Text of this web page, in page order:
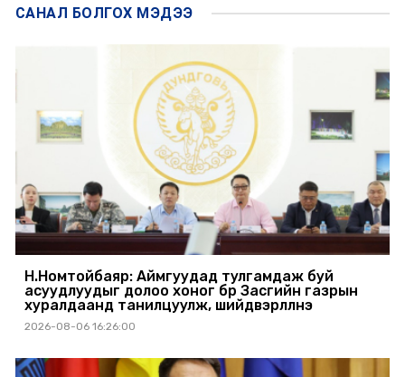
САНАЛ БОЛГОХ МЭДЭЭ
Н.Номтойбаяр: Аймгуудад тулгамдаж буй
асуудлуудыг долоо хоног бүр Засгийн газрын
хуралдаанд танилцуулж, шийдвэрлүүлнэ
2026-08-06 16:26:00